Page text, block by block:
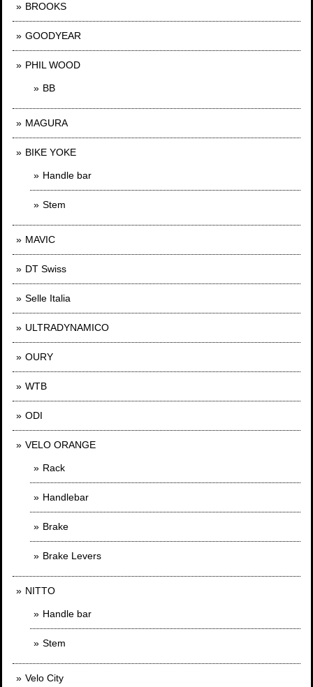
BROOKS
GOODYEAR
PHIL WOOD
BB
MAGURA
BIKE YOKE
Handle bar
Stem
MAVIC
DT Swiss
Selle Italia
ULTRADYNAMICO
OURY
WTB
ODI
VELO ORANGE
Rack
Handlebar
Brake
Brake Levers
NITTO
Handle bar
Stem
Velo City